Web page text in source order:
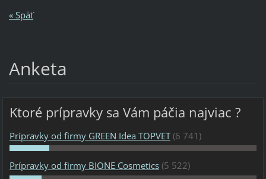
« Späť
Anketa
Ktoré prípravky sa Vám páčia najviac ?
Prípravky od firmy GREEN Idea TOPVET (6 741)
Prípravky od firmy BIONE Cosmetics (5 522)